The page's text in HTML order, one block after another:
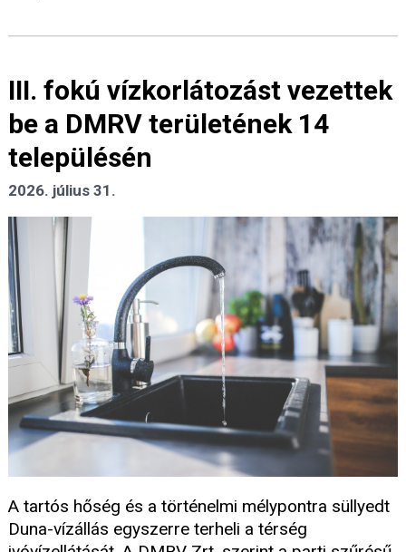
III. fokú vízkorlátozást vezettek
be a DMRV területének 14
településén
2026. július 31.
A tartós hőség és a történelmi mélypontra süllyedt
Duna-vízállás egyszerre terheli a térség